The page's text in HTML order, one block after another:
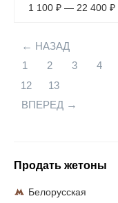
1 100 ₽ — 22 400 ₽
НАЗАД
1
2 3 4
12
13
ВПЕРЕД
Продать жетоны
Белорусская